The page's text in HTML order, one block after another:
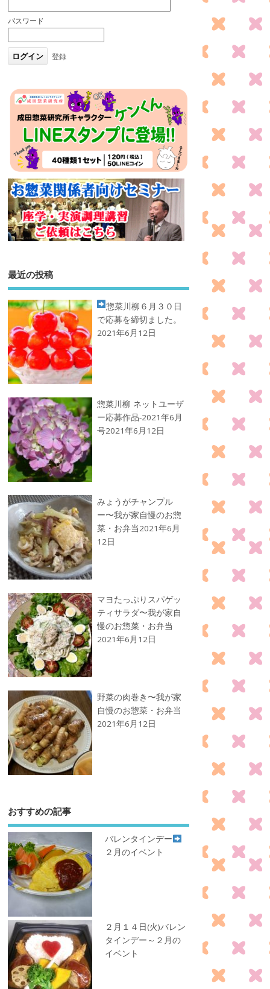
パスワード
登録
最近の投稿
惣菜川柳 ６月３０日
で応募を締切ました。
2021年6月12日
惣菜川柳 ネットユーザ
ー応募作品-2021年6月
号2021年6月12日
みょうがチャンプル
ー〜我が家自慢のお惣
菜・お弁当2021年6月
12日
マヨたっぷりスパゲッ
ティサラダ〜我が家自
慢のお惣菜・お弁当
2021年6月12日
野菜の肉巻き〜我が家
自慢のお惣菜・お弁当
2021年6月12日
おすすめの記事
バレンタインデー
２月のイベント
２月１４日(火)バレン
タインデー～２月の
イベント